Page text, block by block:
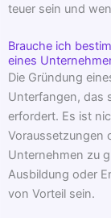
teuer sein und
Brauche ich
eines
Die Gründung
Unterfangen, das
erfordert. Es ist
Voraussetzungen
Unternehmen zu
Ausbildung oder
von Vorteil sein.